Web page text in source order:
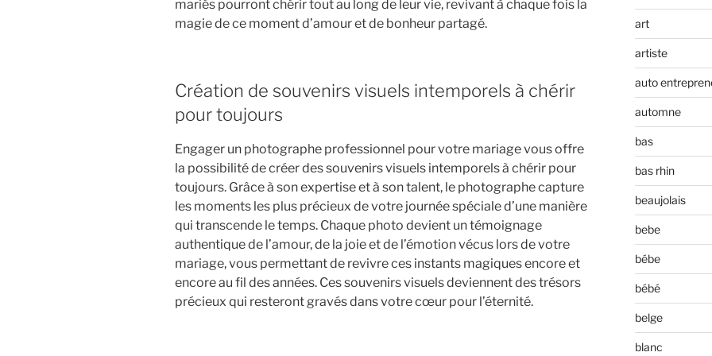
mariés pourront chérir tout au long de leur vie, revivant à chaque fois la
magie de ce moment d’amour et de bonheur partagé.
Création de souvenirs visuels intemporels à chérir
pour toujours
Engager un photographe professionnel pour votre mariage vous offre
la possibilité de créer des souvenirs visuels intemporels à chérir pour
toujours. Grâce à son expertise et à son talent, le photographe capture
les moments les plus précieux de votre journée spéciale d’une manière
qui transcende le temps. Chaque photo devient un témoignage
authentique de l’amour, de la joie et de l’émotion vécus lors de votre
mariage, vous permettant de revivre ces instants magiques encore et
encore au fil des années. Ces souvenirs visuels deviennent des trésors
précieux qui resteront gravés dans votre cœur pour l’éternité.
art
artiste
auto
automne
bas
bas rhin
beaujolais
bebe
bébe
bébé
belge
blanc